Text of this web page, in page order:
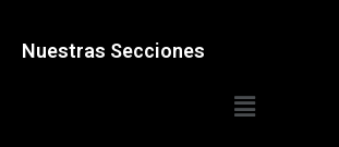
Nuestras Secciones